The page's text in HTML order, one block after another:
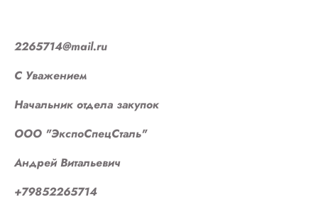
2265714@mail.ru
С Уважением
Начальник отдела закупок
ООО "ЭкспоСпецСталь"
Андрей Витальевич
+79852265714